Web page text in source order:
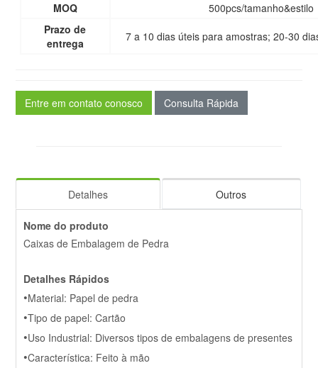
MOQ
500pcs/tamanho&estilo
Prazo de
entrega
7 a 10 dias úteis para amostras; 20-30
Entre em contato conosco Consulta Rápida
Detalhes Outros
Nome do produto
Caixas de Embalagem de Pedra
Detalhes Rápidos
•Material: Papel de pedra
•Tipo de papel: Cartão
•Uso Industrial: Diversos tipos de embalagens de presentes
•Característica: Feito à mão